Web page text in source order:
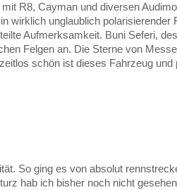
R8, Cayman und diversen
wirklich unglaublich
Aufmerksamkeit. Buni Seferi,
Felgen an. Die Sterne von
schön ist dieses Fahrzeug
So ging es von absolut
hab ich bisher noch nicht